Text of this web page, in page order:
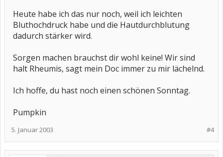
Heute habe ich das nur noch, weil ich leichten
Bluthochdruck habe und die Hautdurchblutung
dadurch stärker wird.
Sorgen machen brauchst dir wohl keine! Wir sind
halt Rheumis, sagt mein Doc immer zu mir lächelnd.
Ich hoffe, du hast noch einen schönen Sonntag.
Pumpkin
#4
5. Januar 2003